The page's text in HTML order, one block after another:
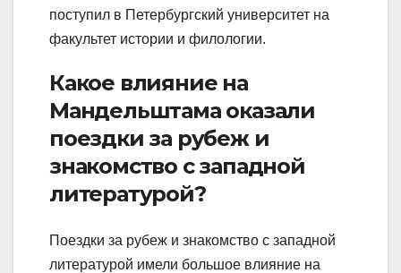
поступил в Петербургский университет на
факультет истории и филологии.
Какое влияние на
Мандельштама оказали
поездки за рубеж и
знакомство с западной
литературой?
Поездки за рубеж и знакомство с западной
литературой имели большое влияние на